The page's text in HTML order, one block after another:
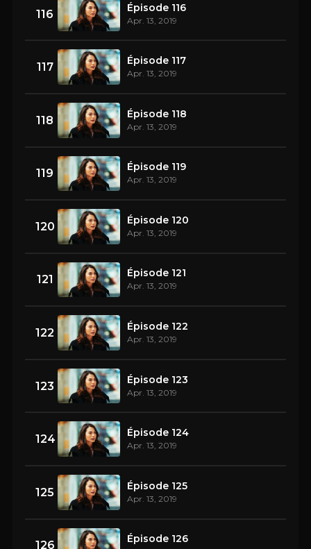
116 Épisode 116
Apr. 13, 2019
117 Épisode 117
Apr. 13, 2019
118 Épisode 118
Apr. 13, 2019
119 Épisode 119
Apr. 13, 2019
120 Épisode 120
Apr. 13, 2019
121 Épisode 121
Apr. 13, 2019
122 Épisode 122
Apr. 13, 2019
123 Épisode 123
Apr. 13, 2019
124 Épisode 124
Apr. 13, 2019
125 Épisode 125
Apr. 13, 2019
126 Épisode 126